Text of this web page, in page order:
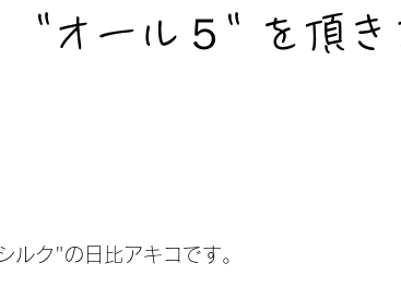
"オール５" を頂き
ルク"の日比アキコです。